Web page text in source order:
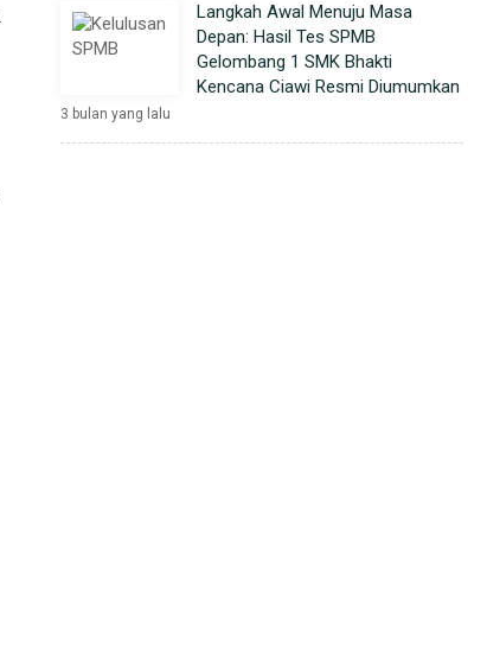
Langkah Awal Menuju Masa
Depan: Hasil Tes SPMB
Gelombang 1 SMK Bhakti
Kencana Ciawi Resmi Diumumkan
3 bulan yang lalu